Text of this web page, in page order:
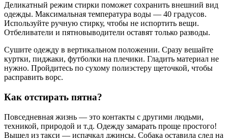
Деликатный режим стирки поможет сохранить внешний вид
одежды. Максимальная температура воды — 40 градусов.
Используйте ручную стирку, чтобы не испортить вещи.
Отбеливатели и пятновыводители оставят только разводы.
Сушите одежду в вертикальном положении. Сразу вешайте
куртки, пиджаки, футболки на плечики. Гладить материал не
нужно. Пройдитесь по сухому полиэстеру щеточкой, чтобы
расправить ворс.
Как отстирать пятна?
Повседневная жизнь — это контакты с другими людьми,
техникой, природой и т.д. Одежду замарать проще простого!
Вышел из такси — испачкал джинсы. Собака оставила след на